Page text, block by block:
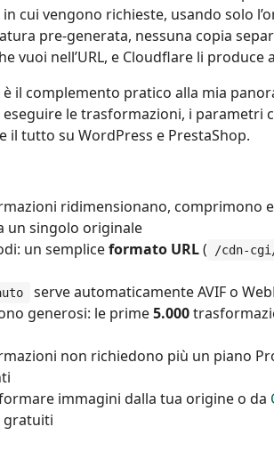
cui vengono richieste, usando solo
pre-generata, nessuna copia
vuoi nell’URL, e Cloudflare li produce
il complemento pratico alla mia
le trasformazioni, i parametri
il tutto su WordPress e PrestaShop.
ridimensionano, comprimono
un singolo originale
un sempliceformato URL( /cdn-
serve automaticamente AVIF o
generosi: le prime5.000
non richiedono più un piano
immagini dalla tua origine o da
gratuiti